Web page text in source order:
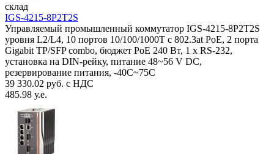
склад
IGS-4215-8P2T2S
Управляемый промышленный коммутатор IGS-4215-8P2T2S
уровня L2/L4, 10 портов 10/100/1000T с 802.3at PoE, 2 порта
Gigabit TP/SFP combo, бюджет PoE 240 Вт, 1 x RS-232,
установка на DIN-рейку, питание 48~56 V DC,
резервирование питания, -40С~75C
39 330.02 руб. с НДС
485.98 у.е.